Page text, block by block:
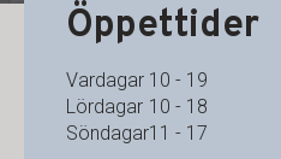
Öppettider
Vardagar 10 - 19
Lördagar 10 - 18
Söndagar11 - 17